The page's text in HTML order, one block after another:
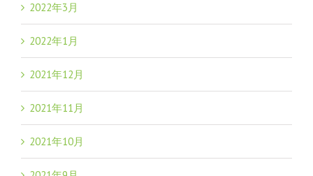
2022年3月
2022年1月
2021年12月
2021年11月
2021年10月